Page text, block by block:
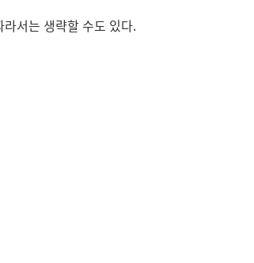
서는 생략할 수도 있다.